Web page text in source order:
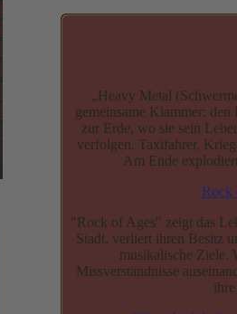
„Heavy Metal
gemeinsame Klammer:
zur Erde, wo sie sein
verfolgen. Taxifahrer,
Am Ende
Rock
"Rock of Ages" zeigt das
Stadt, verliert ihren Besitz
musikalische Ziele.
Missverständnisse